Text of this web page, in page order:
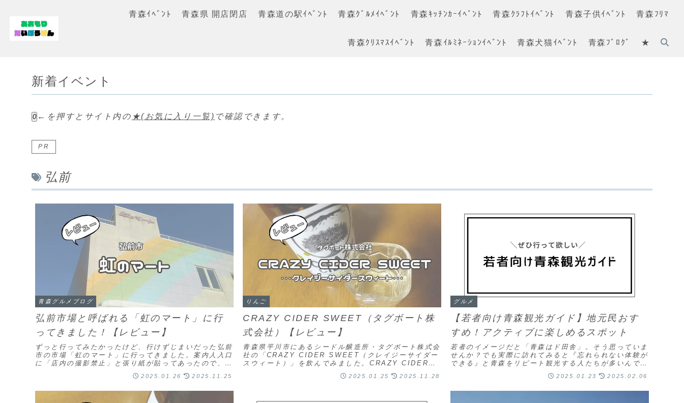
青森ｲﾍﾞﾝﾄ 青森県 開店閉店 青森道の駅ｲﾍﾞﾝﾄ 青森ｸﾞﾙﾒｲﾍﾞﾝﾄ 青森ｷｯﾁﾝｶｰｲﾍﾞﾝﾄ 青森ｸﾗﾌﾄｲﾍﾞﾝﾄ 青森子供ｲﾍﾞﾝﾄ 青森ﾌﾘﾏ
青森ｸﾘｽﾏｽｲﾍﾞﾝﾄ 青森ｲﾙﾐﾈｰｼｮﾝｲﾍﾞﾝﾄ 青森犬猫ｲﾍﾞﾝﾄ 青森ﾌﾞﾛｸﾞ ★
新着イベント
0 ←を押すとサイト内の ★(お気に入り一覧) で確認できます。
PR
弘前
青森グルメブログ
弘前市場と呼ばれる「虹のマート」に行
ってきました！【レビュー】
ずっと行ってみたかったけど、行けずじまいだった弘前
市の市場「虹のマート」に行ってきました。案内人入口
に「店内の撮影禁止」と張り紙が貼ってあったので、外
2025.01.26 2025.11.25
りんご
CRAZY CIDER SWEET（タグボート株
式会社）【レビュー】
青森県平川市にあるシードル醸造所・タグボート株式会
社の「CRAZY CIDER SWEET（クレイジーサイダー
スウィート）」を飲んでみました。CRAZY CIDER
2025.01.25 2025.11.28
グルメ
【若者向け青森観光ガイド】地元民おす
すめ！アクティブに楽しめるスポット
若者のイメージだと「青森はド田舎」。そう思っていま
せんか？でも実際に訪れてみると『忘れられない体験が
できる』と青森をリピート観光する人たちが多いんで
2025.01.23 2025.02.06